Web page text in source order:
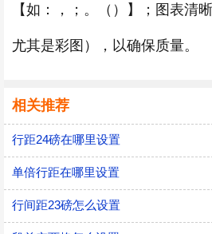
【如：，；。（）】；图表清
尤其是彩图），以确保质量。
相关推荐
行距24磅在哪里设置
单倍行距在哪里设置
行间距23磅怎么设置